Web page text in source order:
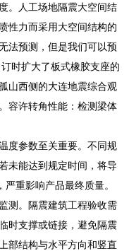
。人工场地隔震大空间结
性力而采用大空间结构的
法预测，但是我们可以预
时扩大了板式橡胶支座的
山西侧的大连地震综合观
容许转角性能：检测梁体
度参数至关重要。不同规
未能达到规定时间，将导
重影响产品最终质量。
测。隔震建筑工程验收需
时支撑或链接，避免隔震
部结构与水平方向和竖直